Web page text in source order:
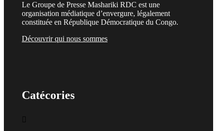
Le Groupe de Presse Mashariki RDC est une
organisation médiatique d’envergure, légalement
constituée en République Démocratique du Congo.
Découvrir qui nous sommes
Catécories
Menu